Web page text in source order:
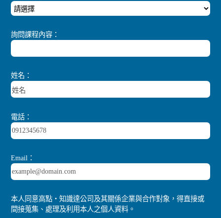
詢問課程內容：
姓名：
電話：
Email：
本人同意高點‧知識達公司及其關係企業與合作對象，得直接或
間接蒐集、處理及利用本人之個人資料。